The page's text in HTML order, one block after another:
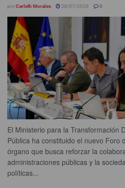
porCarleth Morales 28/07/2026 0
El Ministerio para la Transformación
Pública ha constituido el nuevo Foro
órgano que busca reforzar la
administraciones públicas y la
políticas...